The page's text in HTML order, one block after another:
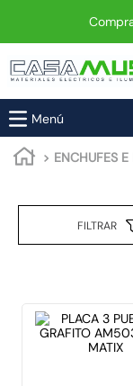
ENCHUFES E
FILTRAR